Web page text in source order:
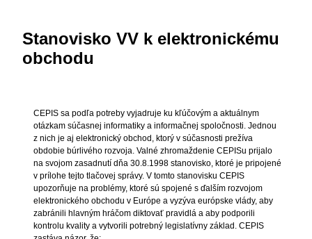
Stanovisko VV k elektronickému
obchodu
CEPIS sa podľa potreby vyjadruje ku kľúčovým a aktuálnym
otázkam súčasnej informatiky a informačnej spoločnosti. Jednou
z nich je aj elektronický obchod, ktorý v súčasnosti prežíva
obdobie búrlivého rozvoja. Valné zhromaždenie CEPISu prijalo
na svojom zasadnutí dňa 30.8.1998 stanovisko, ktoré je pripojené
v prílohe tejto tlačovej správy. V tomto stanovisku CEPIS
upozorňuje na problémy, ktoré sú spojené s ďalším rozvojom
elektronického obchodu v Európe a vyzýva európske vlády, aby
zabránili hlavným hráčom diktovať pravidlá a aby podporili
kontrolu kvality a vytvorili potrebný legislatívny základ. CEPIS